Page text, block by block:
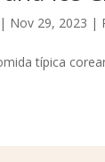
| Nov 29, 2023 |
típica